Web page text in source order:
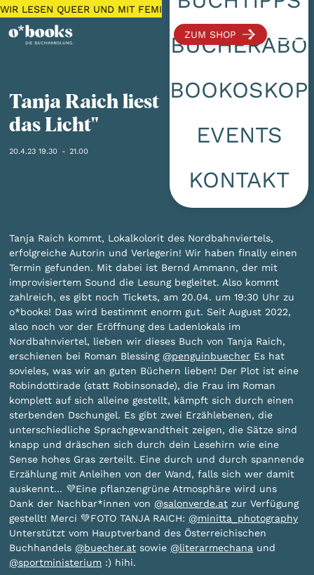
WIR LESEN QUEER UND MIT FEMINISTISCHEM FOKUS 🌈
ZUM SHOP
BÜCHERABO
BOOKOSKOP
EVENTS
KONTAKT
Tanja Raich liest "Schwerer als
das Licht"
20.4.23 19.30 - 21.00
Tanja Raich kommt, Lokalkolorit des Nordbahnviertels,
erfolgreiche Autorin und Verlegerin! Wir haben finally einen
Termin gefunden. Mit dabei ist Bernd Ammann, der mit
improvisiertem Sound die Lesung begleitet. Also kommt
zahlreich, es gibt noch Tickets, am 20.04. um 19:30 Uhr zu
o*books! Das wird bestimmt enorm gut. Seit August 2022,
also noch vor der Eröffnung des Ladenlokals im
Nordbahnviertel, lieben wir dieses Buch von Tanja Raich,
erschienen bei Roman Blessing @penguinbuecher Es hat
sovieles, was wir an guten Büchern lieben! Der Plot ist eine
Robindottirade (statt Robinsonade), die Frau im Roman
komplett auf sich alleine gestellt, kämpft sich durch einen
sterbenden Dschungel. Es gibt zwei Erzählebenen, die
unterschiedliche Sprachgewandtheit zeigen, die Sätze sind
knapp und dräschen sich durch dein Lesehirn wie eine
Sense hohes Gras zerteilt. Eine durch und durch spannende
Erzählung mit Anleihen von der Wand, falls sich wer damit
auskennt... 💜Eine pflanzengrüne Atmosphäre wird uns
Dank der Nachbar*innen von @salonverde.at zur Verfügung
gestellt! Merci 💚FOTO TANJA RAICH: @minitta_photography
Unterstützt vom Hauptverband des Österreichischen
Buchhandels @buecher.at sowie @literarmechana und
@sportministerium :) hihi.